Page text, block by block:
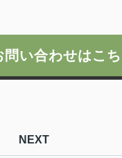
い合わせはこ
NEXT